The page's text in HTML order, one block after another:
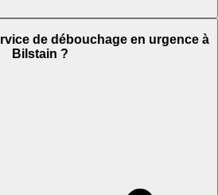
de débouchage en urgence à
Bilstain ?